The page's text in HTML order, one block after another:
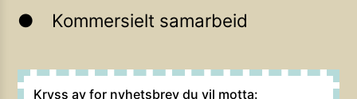
Kommersielt samarbeid
Kryss av for nyhetsbrev du vil motta: